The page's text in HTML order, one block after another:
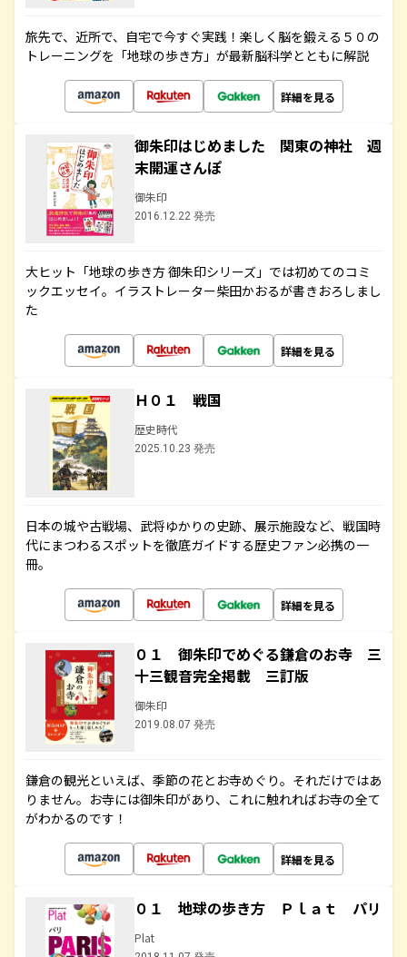
旅先で、近所で、自宅で今すぐ実践！楽しく脳を鍛える５０の
トレーニングを「地球の歩き方」が最新脳科学とともに解説
詳細を見る
御朱印はじめました 関東の神社 週
末開運さんぽ
御朱印
2016.12.22 発売
大ヒット「地球の歩き方 御朱印シリーズ」では初めてのコミ
ックエッセイ。イラストレーター柴田かおるが書きおろしまし
た
詳細を見る
Ｈ０１ 戦国
歴史時代
2025.10.23 発売
日本の城や古戦場、武将ゆかりの史跡、展示施設など、戦国時
代にまつわるスポットを徹底ガイドする歴史ファン必携の一
冊。
詳細を見る
０１ 御朱印でめぐる鎌倉のお寺 三
十三観音完全掲載 三訂版
御朱印
2019.08.07 発売
鎌倉の観光といえば、季節の花とお寺めぐり。それだけではあ
りません。お寺には御朱印があり、これに触れればお寺の全て
がわかるのです！
詳細を見る
０１ 地球の歩き方 Ｐｌａｔ パリ
Plat